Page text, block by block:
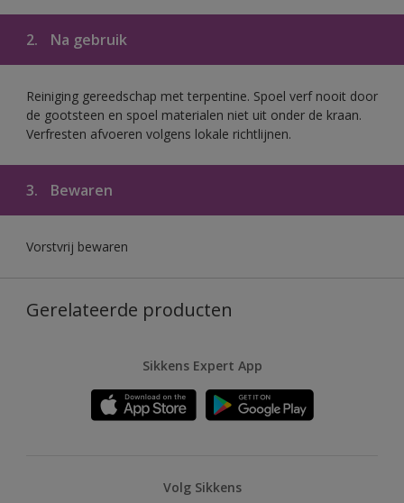
2. Na gebruik
Reiniging gereedschap met terpentine. Spoel verf nooit door
de gootsteen en spoel materialen niet uit onder de kraan.
Verfresten afvoeren volgens lokale richtlijnen.
3. Bewaren
Vorstvrij bewaren
Gerelateerde producten
Sikkens Expert App
Volg Sikkens